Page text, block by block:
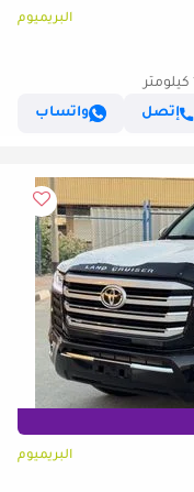
البريميوم
إتصل
واتساب
البريميوم